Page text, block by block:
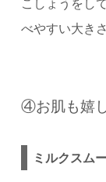
べやすい大き
④お肌も嬉
ミルクスム